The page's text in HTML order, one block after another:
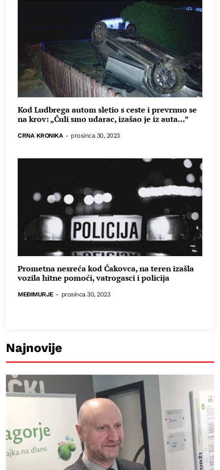
Kod Ludbrega autom sletio s ceste i prevrnuo se
na krov: „Čuli smo udarac, izašao je iz auta...”
CRNA KRONIKA - prosinca 30, 2023
Prometna nesreća kod Čakovca, na teren izašla
vozila hitne pomoći, vatrogasci i policija
MEĐIMURJE - prosinca 30, 2023
Najnovije